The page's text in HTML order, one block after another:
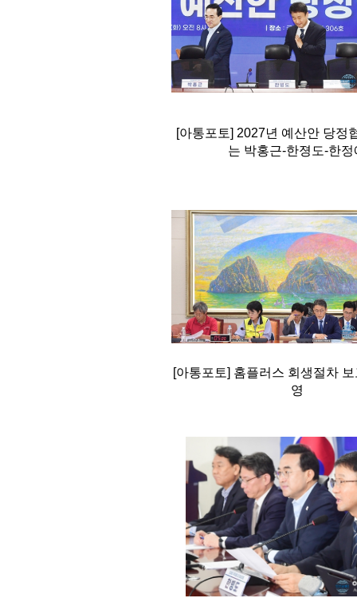
[아통포토] 2027년 예산안 당정
는 박홍근-한졍도-한정
[아통포토] 홈플러스 회생절차
영